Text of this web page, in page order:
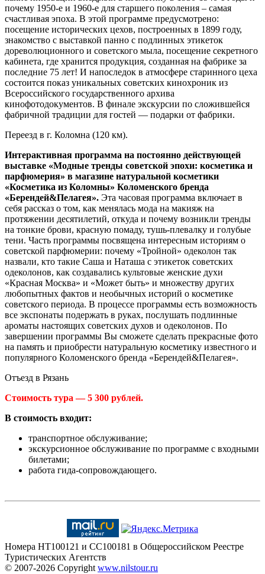
почему 1950-е и 1960-е для старшего поколения – самая
счастливая эпоха. В этой программе предусмотрено:
посещение исторических цехов, построенных в 1899 году,
знакомство с выставкой панно с подлинных этикеток
дореволюционного и советского мыла, посещение секретного
кабинета, где хранится продукция, созданная на фабрике за
последние 75 лет! И напоследок в атмосфере старинного цеха
состоится показ уникальных советских кинохроник из
Всероссийского государственного архива
кинофотодокументов. В финале экскурсии по сложившейся
фабричной традиции для гостей — подарки от фабрики.
Переезд в г. Коломна (120 км).
Интерактивная программа на постоянно действующей
выставке «Модные тренды советской эпохи: косметика и
парфюмерия» в магазине натуральной косметики
«Косметика из Коломны» Коломенского бренда
«Берендей&Пелагея». Эта часовая программа включает в
себя рассказ о том, как менялась мода на макияж на
протяжении десятилетий, откуда и почему возникли тренды
на тонкие брови, красную помаду, тушь-плевалку и голубые
тени. Часть программы посвящена интересным историям о
советской парфюмерии: почему «Тройной» одеколон так
назвали, кто такие Саша и Наташа с этикеток советских
одеколонов, как создавались культовые женские духи
«Красная Москва» и «Может быть» и множеству других
любопытных фактов и необычных историй о косметике
советского периода. В процессе программы есть возможность
все экспонаты подержать в руках, послушать подлинные
ароматы настоящих советских духов и одеколонов. По
завершении программы Вы сможете сделать прекрасные фото
на память и приобрести натуральную косметику известного и
популярного Коломенского бренда «Берендей&Пелагея».
Отъезд в Рязань
Стоимость тура — 5 300 рублей.
В стоимость входит:
транспортное обслуживание;
экскурсионное обслуживание по программе с входными
билетами;
работа гида-сопровождающего.
Номера HT100121 и CC100181 в Общероссийском Реестре
Туристических Агентств
© 2007-2026 Copyright www.nilstour.ru